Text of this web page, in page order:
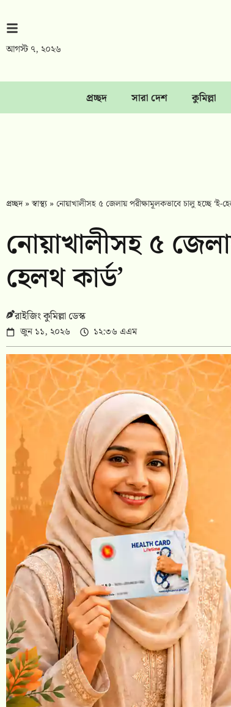
আগস্ট ৭, ২০২৬
প্রচ্ছদ সারা দেশ কুমিল্লা
প্রচ্ছদ»স্বাস্থ্য» নোয়াখালীসহ ৫ জেলায় পরীক্ষামূলকভাবে চালু হচ্ছে ‘ই-
নোয়াখালীসহ ৫
হেলথ কার্ড’
রাইজিং কুমিল্লা ডেস্ক
জুন ১১, ২০২৬ ১২:৩৬ এএম